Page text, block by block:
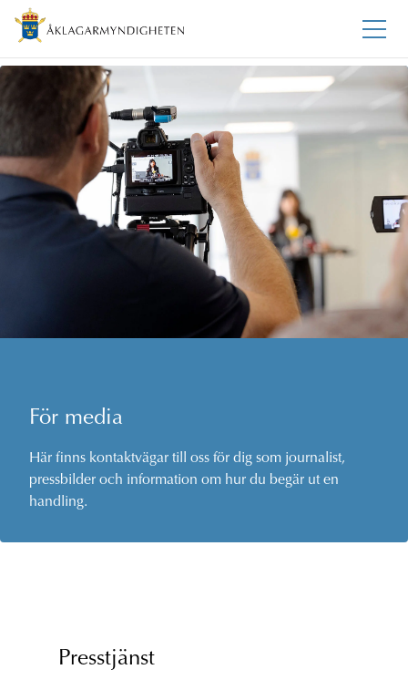
För media
Här finns kontaktvägar till oss för dig som journalist,
pressbilder och information om hur du begär ut en
handling.
Presstjänst